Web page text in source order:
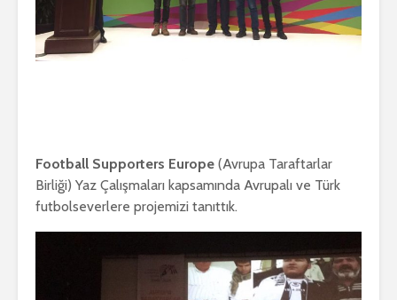
Football Supporters Europe (Avrupa Taraftarlar
Birliği) Yaz Çalışmaları kapsamında Avrupalı ve Türk
futbolseverlere projemizi tanıttık.